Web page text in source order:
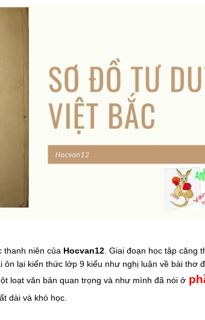
thanh niên của Hocvan12 . Giai đoạn học tập căng
ôn lại kiến thức lớp 9 kiểu như nghị luận về bài thơ
loạt văn bản quan trọng và như mình đã nói ở
dài và khó học.